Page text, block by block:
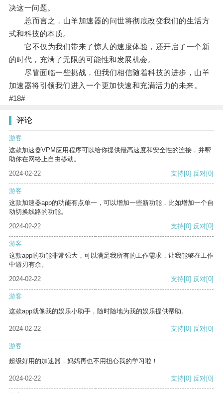
决这一问题。
总而言之，山羊加速器的问世将彻底改变我们的生活方
式和科技的本质。
它不仅为我们带来了惊人的速度体验，还开启了一个新
的时代，充满了无限的可能性和发展机会。
尽管面临一些挑战，但我们相信随着科技的进步，山羊
加速器将引领我们进入一个更加快速和充满活力的未来。
#18#
评论
游客
这款加速器VPM应用程序可以给你提供最高速度和安全性的连接，并帮
助你在网络上自由移动。
2024-02-22
支持[0] 反对[0]
游客
这款加速器app的功能有点单一，可以增加一些新功能，比如增加一个自
动切换线路的功能。
2024-02-22
支持[0] 反对[0]
游客
这款app的功能非常强大，可以满足我所有的工作需求，让我能够在工作
中游刃有余。
2024-02-22
支持[0] 反对[0]
游客
这款app就像我的娱乐小助手，随时随地为我的娱乐提供帮助。
2024-02-22 支持[0] 反对[0]
游客
超级好用的加速器，妈妈再也不用担心我的学习啦！
2024-02-22 支持[0] 反对[0]